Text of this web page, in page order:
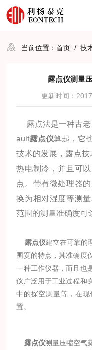
当前位置：首页 /技
露点仪测量
更新时间：
露点法是一种古老
ault露点仪算起，它
技术的发展，露点
热电制冷，并且可
点。带有微处理器
换为相对湿度等测
范围的测量准确度可
露点仪建立在可靠的
围宽的特点，其准确度
一种工作仪器，而且也
仪广泛用于工业过程和
中的探空测量等，在
置。
露点仪测量压缩空气